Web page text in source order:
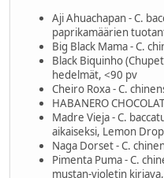
Aji Ahuachapan - C.
paprikamäärien
Big Black Mama - C.
Black Biquinho
hedelmät, <90 pv
Cheiro Roxa - C.
HABANERO
Madre Vieja - C.
aikaiseksi, Lemon
Naga Dorset - C.
Pimenta Puma - C.
mustan-violetin